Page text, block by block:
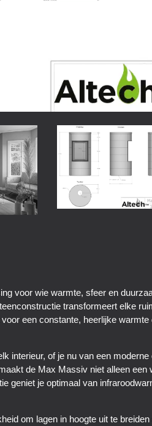
voor wie warmte, sfeer en
transformeert elke
een constante, heerlijke warmte
interieur, of je nu van een
de Max Massiv niet alleen een
geniet je optimaal van
om lagen in hoogte uit te